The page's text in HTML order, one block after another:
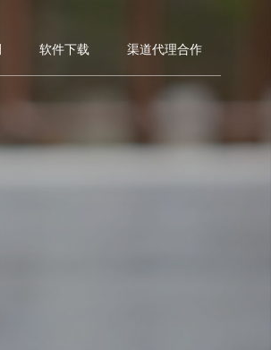
软件下载 渠道代理合作